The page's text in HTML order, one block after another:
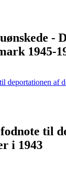
-
1945-
til
i 1943